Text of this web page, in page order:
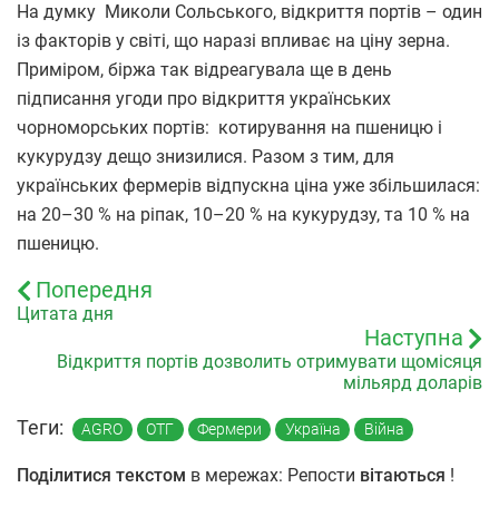
На думку Миколи Сольського, відкриття портів – один
із факторів у світі, що наразі впливає на ціну зерна.
Приміром, біржа так відреагувала ще в день
підписання угоди про відкриття українських
чорноморських портів: котирування на пшеницю і
кукурудзу дещо знизилися. Разом з тим, для
українських фермерів відпускна ціна уже збільшилася:
на 20–30 % на ріпак, 10–20 % на кукурудзу, та 10 % на
пшеницю.
Попередня
Цитата дня
Наступна
Відкриття портів дозволить отримувати щомісяця
мільярд доларів
Теги: AGRO ОТГ Фермери Україна Війна
Поділитися текстом в мережах: Репости вітаються !